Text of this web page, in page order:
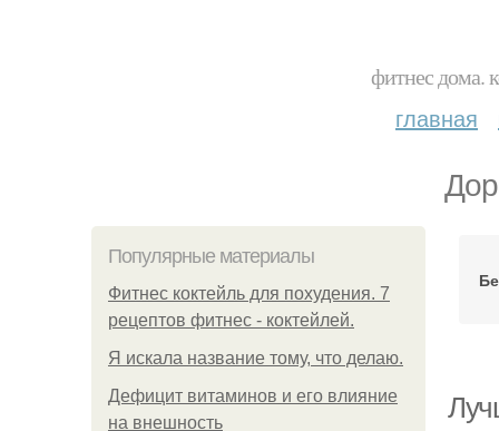
фитнес дома.
главная
Популярные материалы
Фитнес коктейль для похудения. 7
рецептов фитнес - коктейлей.
Я искала название тому, что делаю.
Дефицит витаминов и его влияние
на внешность